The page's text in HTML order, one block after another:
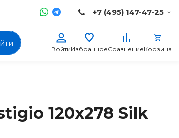
+7 (495) 147-47-25
ВойтиИзбранноеСравнениеКорзина
120x278 Silk